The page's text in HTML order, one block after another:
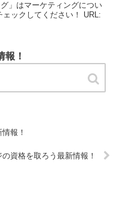
」はマーケティングについ
ェックしてください！ URL:
報！
ださい！ URL:
報！
資格を取ろう最新情報！